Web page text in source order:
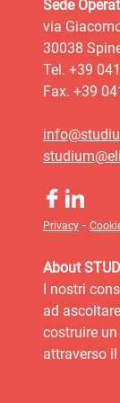
Sede
via
30038
Tel. +39
Fax. +39
Privacy -
About
I nostri
ad
costruire
attraverso